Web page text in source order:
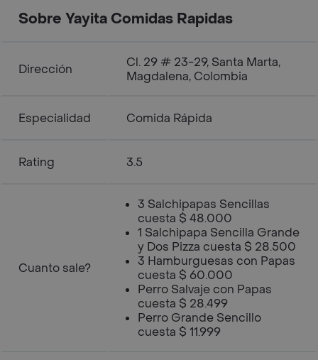
Sobre Yayita Comidas Rapidas
Dirección
Cl. 29 # 23-29, Santa Marta,
Magdalena, Colombia
Especialidad Comida Rápida
Rating 3.5
Cuanto sale?
3 Salchipapas Sencillas
cuesta $ 48.000
1 Salchipapa Sencilla Grande
y Dos Pizza cuesta $ 28.500
3 Hamburguesas con Papas
cuesta $ 60.000
Perro Salvaje con Papas
cuesta $ 28.499
Perro Grande Sencillo
cuesta $ 11.999